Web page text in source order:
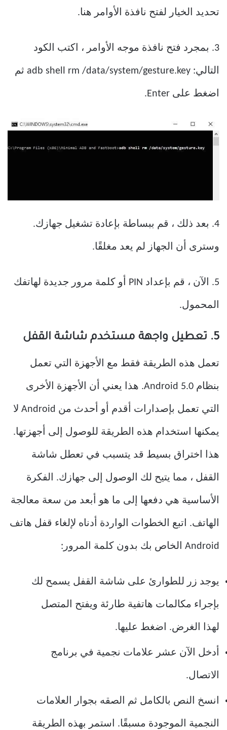
تحديد الخيار لفتح نافذة الأوامر هنا.
3. بمجرد فتح نافذة موجه الأوامر ، اكتب الكود
التالي: adb shell rm /data/system/gesture.key ثم
اضغط على Enter.
4. بعد ذلك ، قم ببساطة بإعادة تشغيل جهازك.
وسترى أن الجهاز لم يعد مغلقًا.
5. الآن ، قم بإعداد PIN أو كلمة مرور جديدة لهاتفك
المحمول.
5. تعطيل واجهة مستخدم شاشة القفل
تعمل هذه الطريقة فقط مع الأجهزة التي تعمل
بنظام Android 5.0. هذا يعني أن الأجهزة الأخرى
التي تعمل بإصدارات أقدم أو أحدث من Android لا
يمكنها استخدام هذه الطريقة للوصول إلى أجهزتها.
هذا اختراق بسيط قد يتسبب في تعطل شاشة
القفل ، مما يتيح لك الوصول إلى جهازك. الفكرة
الأساسية هي دفعها إلى ما هو أبعد من سعة معالجة
الهاتف. اتبع الخطوات الواردة أدناه لإلغاء قفل هاتف
Android الخاص بك بدون كلمة المرور:
يوجد زر للطوارئ على شاشة القفل يسمح لك
بإجراء مكالمات هاتفية طارئة ويفتح المتصل
لهذا الغرض. اضغط عليها.
أدخل الآن عشر علامات نجمية في برنامج
الاتصال.
انسخ النص بالكامل ثم الصقه بجوار العلامات
النجمية الموجودة مسبقًا. استمر بهذه الطريقة